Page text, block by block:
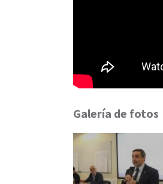
Galería de fotos